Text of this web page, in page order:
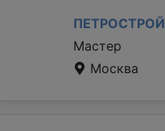
ПЕТРОСТРОЙ
Мастер
Москва